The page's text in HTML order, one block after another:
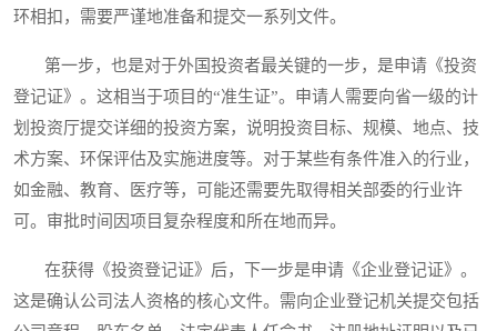
环相扣，需要严谨地准备和提交一系列文件。
第一步，也是对于外国投资者最关键的一步，是申请《投资
登记证》。这相当于项目的“准生证”。申请人需要向省一级的计
划投资厅提交详细的投资方案，说明投资目标、规模、地点、技
术方案、环保评估及实施进度等。对于某些有条件准入的行业，
如金融、教育、医疗等，可能还需要先取得相关部委的行业许
可。审批时间因项目复杂程度和所在地而异。
在获得《投资登记证》后，下一步是申请《企业登记证》。
这是确认公司法人资格的核心文件。需向企业登记机关提交包括